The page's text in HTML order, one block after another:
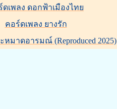
ดเพลง ดอกฟ้าเมืองไทย
คอร์ดเพลง ยางรัก
หมาดอารมณ์ (Reproduced 2025)